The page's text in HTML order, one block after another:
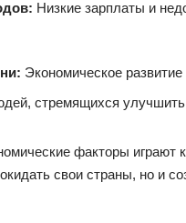
Низкие зарплаты и
Экономическое
стремящихся
факторы
свои страны, но и